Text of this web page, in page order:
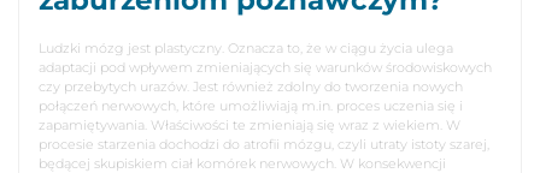
Ludzki mózg jest plastyczny. Oznacza to, że w ciągu życia ulega
adaptacji pod wpływem zmieniających się warunków środowiskowych
czy przebytych urazów. Jest również zdolny do tworzenia nowych
połączeń nerwowych, które umożliwiają m.in. proces uczenia się i
zapamiętywania. Właściwości te zmieniają się wraz z wiekiem. W
procesie starzenia dochodzi do atrofii mózgu, czyli utraty istoty szarej,
będącej skupiskiem ciał komórek nerwowych. W konsekwencji